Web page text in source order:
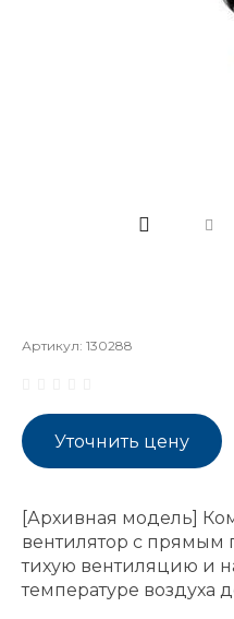
Артикул: 130288
Уточнить цену
[Архивная модель]
вентилятор с прямым
тихую вентиляцию и
температуре воздуха